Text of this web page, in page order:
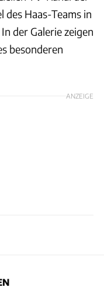
des Haas-Teams in
der Galerie zeigen
besonderen
ANZEIGE